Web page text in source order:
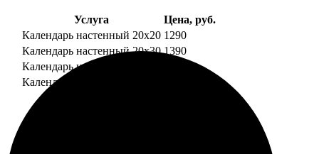
Услуга
Цена, руб.
Календарь настенный 20х20 1290
Календарь настенный 20х30 1390
Календарь настенный 30х30
Календарь настенный 30х40